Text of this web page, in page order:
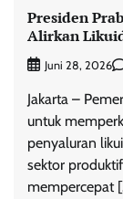
Presiden
Alirkan
Juni 28, 2026
Jakarta –
untuk
penyaluran
sektor
mempercepat